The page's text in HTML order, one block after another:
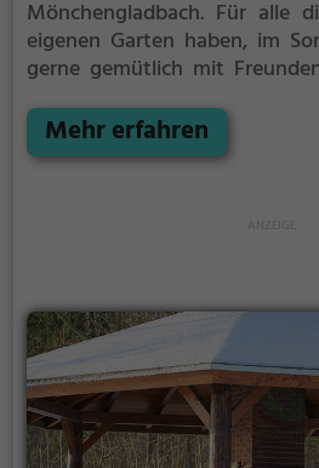
Mönchengladbach. Für alle
eigenen Garten haben, im
gerne gemütlich mit
Lösung. Gegrillt wird hier mit
Mehr erfahren